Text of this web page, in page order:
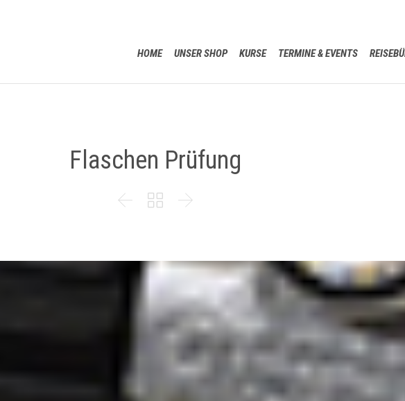
HOME UNSER SHOP KURSE TERMINE & EVENTS
Flaschen Prüfung
  